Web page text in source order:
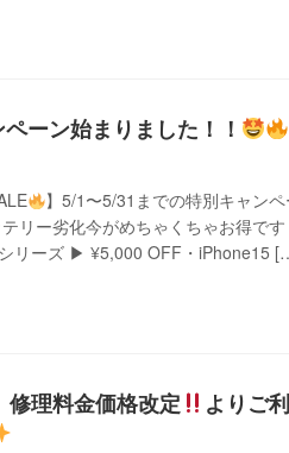
ーン始まりました！！
】5/1〜5/31までの特別キャンペ
リー劣化今がめちゃくちゃお得です
リーズ ▶︎ ¥5,000 OFF・iPhone15
修理料金価格改定
よりご